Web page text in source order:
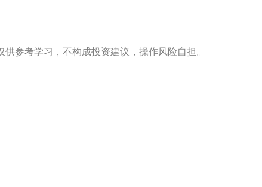
供参考学习，不构成投资建议，操作风险自担。